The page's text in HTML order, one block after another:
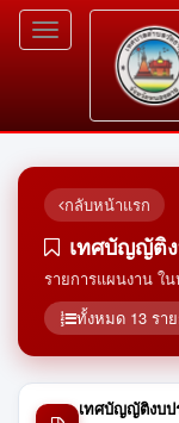
Toggle
navigation
กลับหน้าแรก
เทศบัญญัติ
รายการแผนงาน ใ
ทั้งหมด 13 รา
เทศบัญญัติงบ